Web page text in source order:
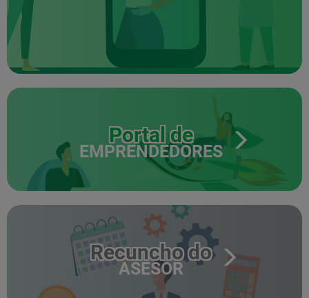
Portal de
EMPRENDEDORES
Recuncho do
ASESOR